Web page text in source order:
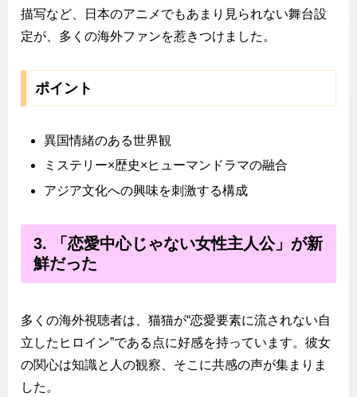
描写など、日本のアニメでもあまり見られない舞台設
定が、多くの海外ファンを惹きつけました。
ポイント
異国情緒のある世界観
ミステリー×歴史×ヒューマンドラマの融合
アジア文化への興味を刺激する構成
3. 「恋愛中心じゃない女性主人公」が新
鮮だった
多くの海外視聴者は、猫猫が“恋愛要素に流されない自
立したヒロイン”である点に好感を持っています。彼女
の関心は知識と人の観察、そこに共感の声が集まりま
した。